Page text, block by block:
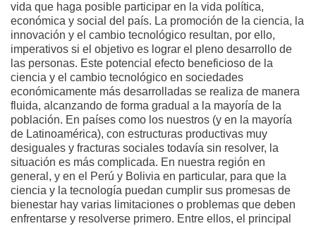
vida que haga posible participar en la vida política,
económica y social del país. La promoción de la ciencia, la
innovación y el cambio tecnológico resultan, por ello,
imperativos si el objetivo es lograr el pleno desarrollo de
las personas. Este potencial efecto beneficioso de la
ciencia y el cambio tecnológico en sociedades
económicamente más desarrolladas se realiza de manera
fluida, alcanzando de forma gradual a la mayoría de la
población. En países como los nuestros (y en la mayoría
de Latinoamérica), con estructuras productivas muy
desiguales y fracturas sociales todavía sin resolver, la
situación es más complicada. En nuestra región en
general, y en el Perú y Bolivia en particular, para que la
ciencia y la tecnología puedan cumplir sus promesas de
bienestar hay varias limitaciones o problemas que deben
enfrentarse y resolverse primero. Entre ellos, el principal